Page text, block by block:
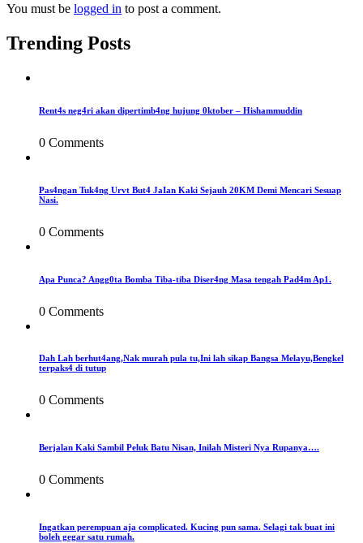
You must be logged in to post a comment.
Trending Posts
Rent4s neg4ri akan dipertimb4ng hujung 0ktober – Hishammuddin
0 Comments
Pas4ngan Tuk4ng Urvt But4 JaIan Kaki Sejauh 20KM Demi Mencari Sesuap
Nasi.
0 Comments
Apa Punca? Angg0ta Bomba Tiba-tiba Diser4ng Masa tengah Pad4m Ap1.
0 Comments
Dah Lah berhut4ang,Nak murah pula tu,Ini lah sikap Bangsa Melayu,Bengkel
terpaks4 di tutup
0 Comments
Berjalan Kaki Sambil Peluk Batu Nisan, Inilah Misteri Nya Rupanya….
0 Comments
Ingatkan perempuan aja complicated. Kucing pun sama. Selagi tak buat ini
boleh gegar satu rumah.